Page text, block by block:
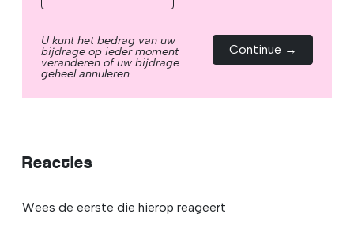
U kunt het bedrag van uw
bijdrage op ieder moment
veranderen of uw bijdrage
geheel annuleren.
Continue →
Reacties
Wees de eerste die hierop reageert